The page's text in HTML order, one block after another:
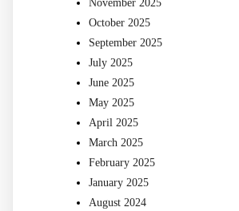
November 2025
October 2025
September 2025
July 2025
June 2025
May 2025
April 2025
March 2025
February 2025
January 2025
August 2024